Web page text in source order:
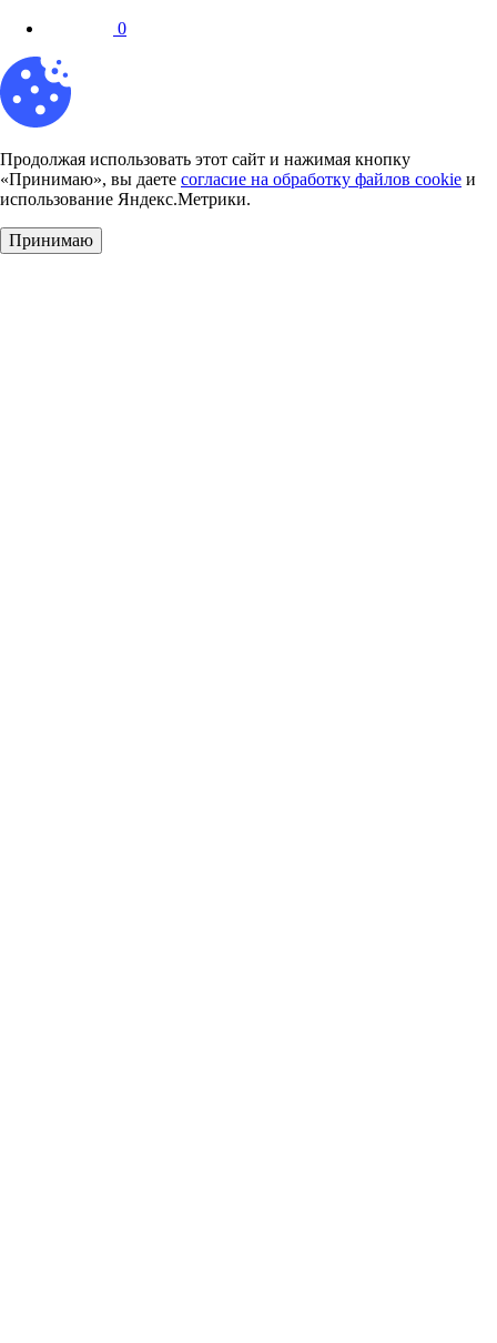
0
Продолжая использовать этот сайт и нажимая кнопку
«Принимаю», вы даете согласие на обработку файлов cookie и
использование Яндекс.Метрики.
Принимаю